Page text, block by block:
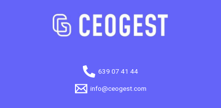
639 07 41 44
info@ceogest.com